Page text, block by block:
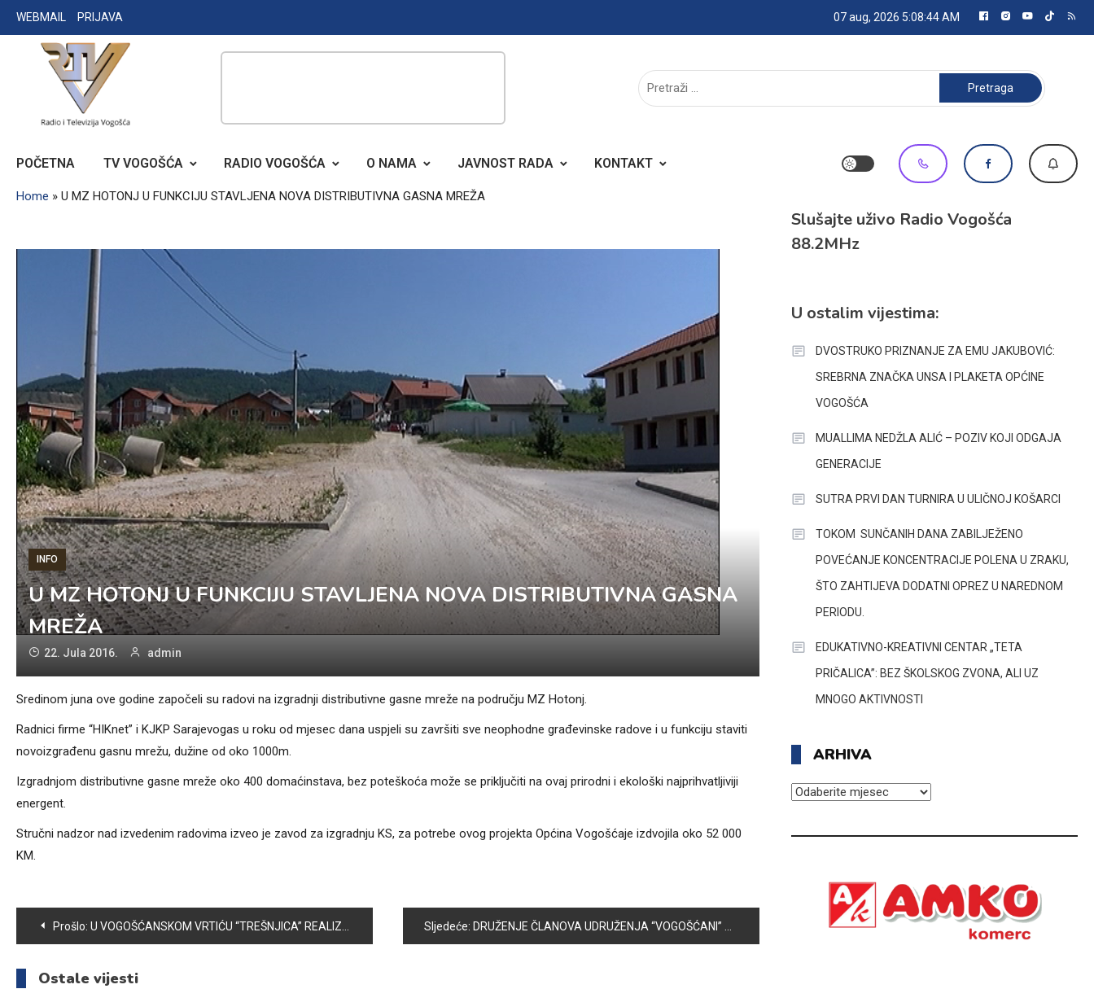
Skip
to
WEBMAIL PRIJAVA 07 aug, 2026 5:08:44 AM
RADIO TELEVIZIJA VOGOŠĆA
Pretraga:
POČETNA TV VOGOŠĆA RADIO VOGOŠĆA O NAMA JAVNOST RADA KONTAKT
Home » U MZ HOTONJ U FUNKCIJU STAVLJENA NOVA DISTRIBUTIVNA GASNA MREŽA
INFO
U MZ HOTONJ U FUNKCIJU STAVLJENA NOVA DISTRIBUTIVNA GASNA
MREŽA
22. Jula 2016. admin
Sredinom juna ove godine započeli su radovi na izgradnji distributivne gasne mreže na području MZ Hotonj.
Radnici firme “HIKnet” i KJKP Sarajevogas u roku od mjesec dana uspjeli su završiti sve neophodne građevinske radove i u funkciju staviti
novoizgrađenu gasnu mrežu, dužine od oko 1000m.
Izgradnjom distributivne gasne mreže oko 400 domaćinstava, bez poteškoća može se priključiti na ovaj prirodni i ekološki najprihvatljiviji
energent.
Stručni nadzor nad izvedenim radovima izveo je zavod za izgradnju KS, za potrebe ovog projekta Općina Vogošćaje izdvojila oko 52 000
KM.
Navigacija
članaka
Prošlo: U VOGOŠĆANSKOM VRTIĆU “TREŠNJICA” REALIZUJE SE OBAVEZNI PREDŠKOLSKI PROGRAM Sljedeće: DRUŽENJE ČLANOVA UDRUŽENJA “VOGOŠĆANI” U RESTORANU DOLCETTO
Ostale vijesti
Slušajte uživo Radio Vogošća
88.2MHz
U ostalim vijestima:
DVOSTRUKO PRIZNANJE ZA EMU JAKUBOVIĆ:
SREBRNA ZNAČKA UNSA I PLAKETA OPĆINE
VOGOŠĆA
MUALLIMA NEDŽLA ALIĆ – POZIV KOJI ODGAJA
GENERACIJE
SUTRA PRVI DAN TURNIRA U ULIČNOJ KOŠARCI
TOKOM SUNČANIH DANA ZABILJEŽENO
POVEĆANJE KONCENTRACIJE POLENA U ZRAKU,
ŠTO ZAHTIJEVA DODATNI OPREZ U NAREDNOM
PERIODU.
EDUKATIVNO-KREATIVNI CENTAR „TETA
PRIČALICA”: BEZ ŠKOLSKOG ZVONA, ALI UZ
MNOGO AKTIVNOSTI
ARHIVA
ARHIVA